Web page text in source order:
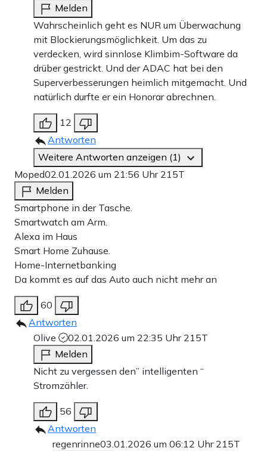
Melden
Wahrscheinlich geht es NUR um Überwachung
mit Blockierungsmöglichkeit. Um das zu
verdecken, wird sinnlose Klimbim-Software da
drüber gestrickt. Und der ADAC hat bei den
Superverbesserungen heimlich mitgemacht. Und
natürlich durfte er ein Honorar abrechnen.
12
Antworten
Weitere Antworten anzeigen (1)
Moped02.01.2026 um 21:56 Uhr 215T
Melden
Smartphone in der Tasche.
Smartwatch am Arm.
Alexa im Haus
Smart Home Zuhause.
Home-Internetbanking
Da kommt es auf das Auto auch nicht mehr an
60
Antworten
Olive
02.01.2026 um 22:35 Uhr 215T
Melden
Nicht zu vergessen den” intelligenten “
Stromzähler.
56
Antworten
regenrinne03.01.2026 um 06:12 Uhr 215T